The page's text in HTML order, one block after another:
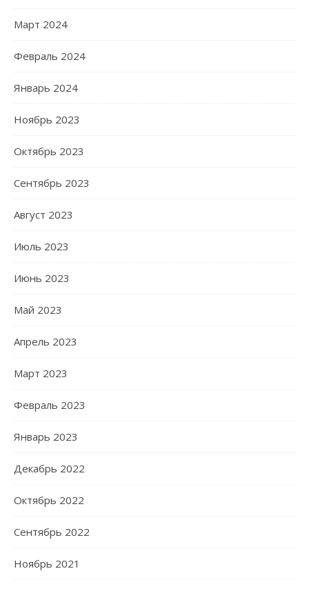
Март 2024
Февраль 2024
Январь 2024
Ноябрь 2023
Октябрь 2023
Сентябрь 2023
Август 2023
Июль 2023
Июнь 2023
Май 2023
Апрель 2023
Март 2023
Февраль 2023
Январь 2023
Декабрь 2022
Октябрь 2022
Сентябрь 2022
Ноябрь 2021